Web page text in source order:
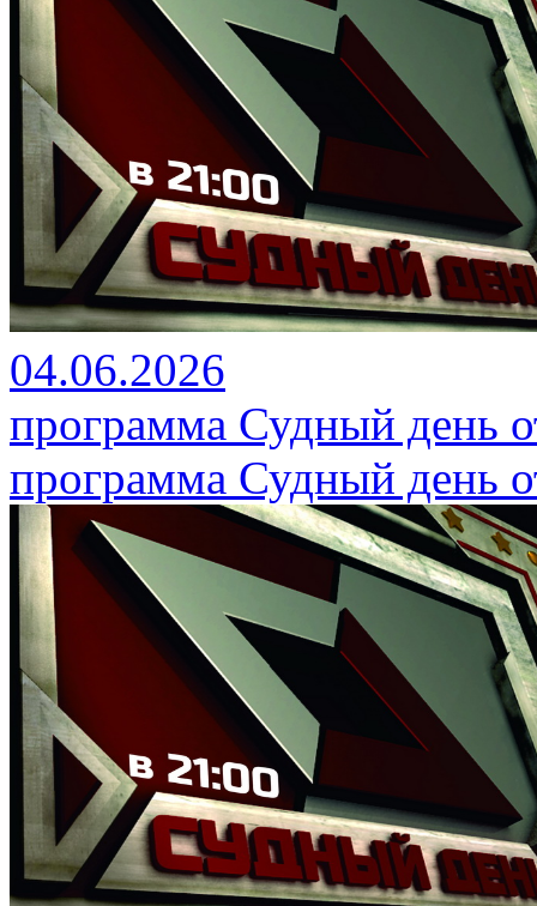
04.06.2026
программа Судный день
программа Судный день